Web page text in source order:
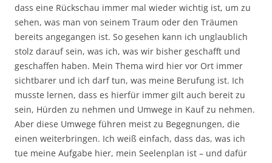
dass eine Rückschau immer mal wieder wichtig ist, um zu
sehen, was man von seinem Traum oder den Träumen
bereits angegangen ist. So gesehen kann ich unglaublich
stolz darauf sein, was ich, was wir bisher geschafft und
geschaffen haben. Mein Thema wird hier vor Ort immer
sichtbarer und ich darf tun, was meine Berufung ist. Ich
musste lernen, dass es hierfür immer gilt auch bereit zu
sein, Hürden zu nehmen und Umwege in Kauf zu nehmen.
Aber diese Umwege führen meist zu Begegnungen, die
einen weiterbringen. Ich weiß einfach, dass das, was ich
tue meine Aufgabe hier, mein Seelenplan ist – und dafür